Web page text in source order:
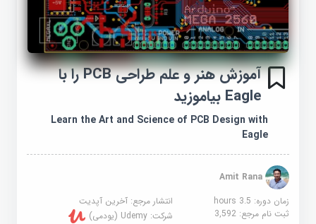
آموزش هنر و علم طراحی PCB را با
Eagle بیاموزید
Learn the Art and Science of PCB Design with
Eagle
Amit Rana
زمان دوره: 3.5 hours
انتشار مرجع:آخرین آپدیت
ثبت نام مرجع:3,592 شرکت:Udemy (یودمی)